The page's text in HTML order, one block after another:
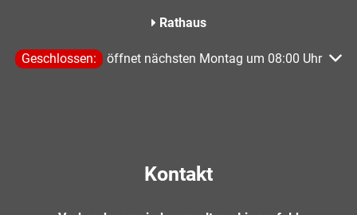
Rathaus
Klicken, um weitere Öffnungs- oder Schließzeiten
Geschlossen: öffnet nächsten Montag um 08:00 Uhr
Kontakt